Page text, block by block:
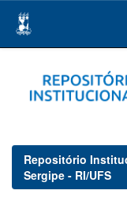
navigation
Repositório
Sergipe - RI/UFS